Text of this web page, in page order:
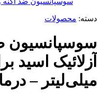
دسته: محصولات
سوسپانسیون
میلی‌لیتر –